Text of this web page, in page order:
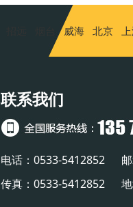
威海 北京
联系我们
电话：0533-5412852
传真：0533-5412852 地